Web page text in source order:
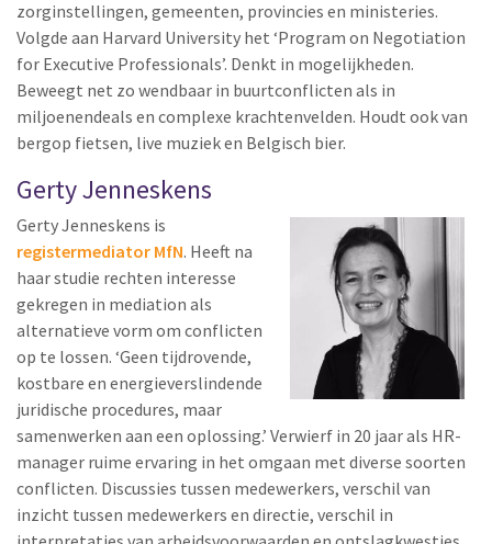
zorginstellingen, gemeenten, provincies en ministeries.
Volgde aan Harvard University het ‘Program on Negotiation
for Executive Professionals’. Denkt in mogelijkheden.
Beweegt net zo wendbaar in buurtconflicten als in
miljoenendeals en complexe krachtenvelden. Houdt ook van
bergop fietsen, live muziek en Belgisch bier.
Gerty Jenneskens
Gerty Jenneskens is
registermediator MfN. Heeft na
haar studie rechten interesse
gekregen in mediation als
alternatieve vorm om conflicten
op te lossen. ‘Geen tijdrovende,
kostbare en energieverslindende
juridische procedures, maar
samenwerken aan een oplossing.’ Verwierf in 20 jaar als HR-
manager ruime ervaring in het omgaan met diverse soorten
conflicten. Discussies tussen medewerkers, verschil van
inzicht tussen medewerkers en directie, verschil in